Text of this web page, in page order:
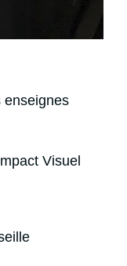
enseignes
Visuel